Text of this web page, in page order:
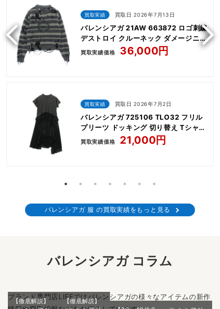
買取実績 買取日 2026年7月13日
バレンシアガ 21AW 663872 ロゴ刺繍
デストロイ クルーネック ダメージニッ
ト
買取実績価格 36,000円
買取実績 買取日 2026年7月2日
バレンシアガ 725106 TLO32 フリル
プリーツ ドッキング 切り替え Tシャツ
半袖 ワンピース
買取実績価格 21,000円
バレンシアガ 服 の買取実績をもっと見る
バレンシアガ コラム
ブランド専門店LIFEではバレンシアガの様々なアイテムの新作
【徹底解説】
【徹底解説】